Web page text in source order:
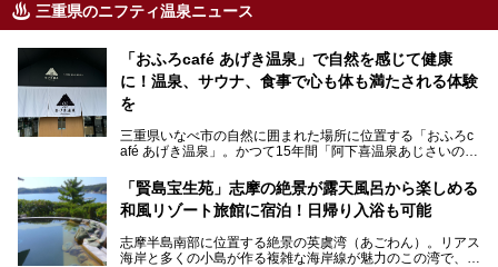
三重県のニフティ温泉ニュース
「おふろcafé あげき温泉」で自然を感じて健康
に！温泉、サウナ、食事で心も体も満たされる体験
を
三重県いなべ市の自然に囲まれた場所に位置する「おふろc
afé あげき温泉」。かつて15年間「阿下喜温泉あじさいの
泊が楽しめる施設として2024年4月に新しく生まれ変わりま
した！
ていた施設……。今回は、地元の方から観光客まで楽しめる
「おふろcafé あげき温泉」をじっくりご紹介していきま
「賢島宝生苑」志摩の絶景が露天風呂から楽しめる
和風リゾート旅館に宿泊！日帰り入浴も可能
志摩半島南部に位置する絶景の英虞湾（あごわん）。リアス
海岸と多くの小島が作る複雑な海岸線が魅力のこの湾で、最